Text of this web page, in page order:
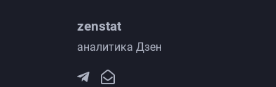
zenstat
аналитика Дзен